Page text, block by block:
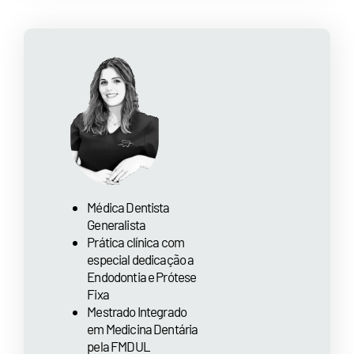
Médica Dentista
Generalista
Prática clínica com
especial dedicação a
Endodontia e Prótese
Fixa
Mestrado Integrado
em Medicina Dentária
pela FMDUL